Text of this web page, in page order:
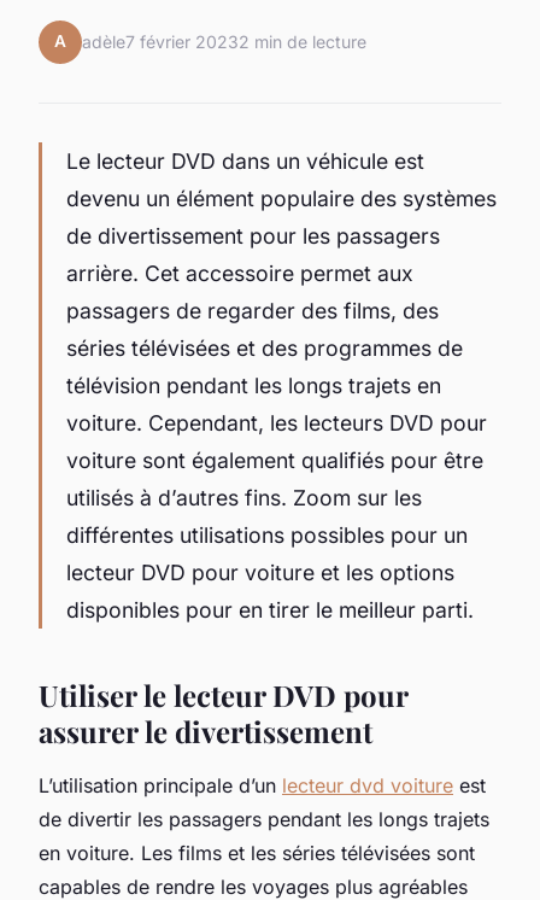
A adèle7 février 20232 min de lecture
Le lecteur DVD dans un véhicule est
devenu un élément populaire des systèmes
de divertissement pour les passagers
arrière. Cet accessoire permet aux
passagers de regarder des films, des
séries télévisées et des programmes de
télévision pendant les longs trajets en
voiture. Cependant, les lecteurs DVD pour
voiture sont également qualifiés pour être
utilisés à d’autres fins. Zoom sur les
différentes utilisations possibles pour un
lecteur DVD pour voiture et les options
disponibles pour en tirer le meilleur parti.
Utiliser le lecteur DVD pour
assurer le divertissement
L’utilisation principale d’un lecteur dvd voiture est
de divertir les passagers pendant les longs trajets
en voiture. Les films et les séries télévisées sont
capables de rendre les voyages plus agréables